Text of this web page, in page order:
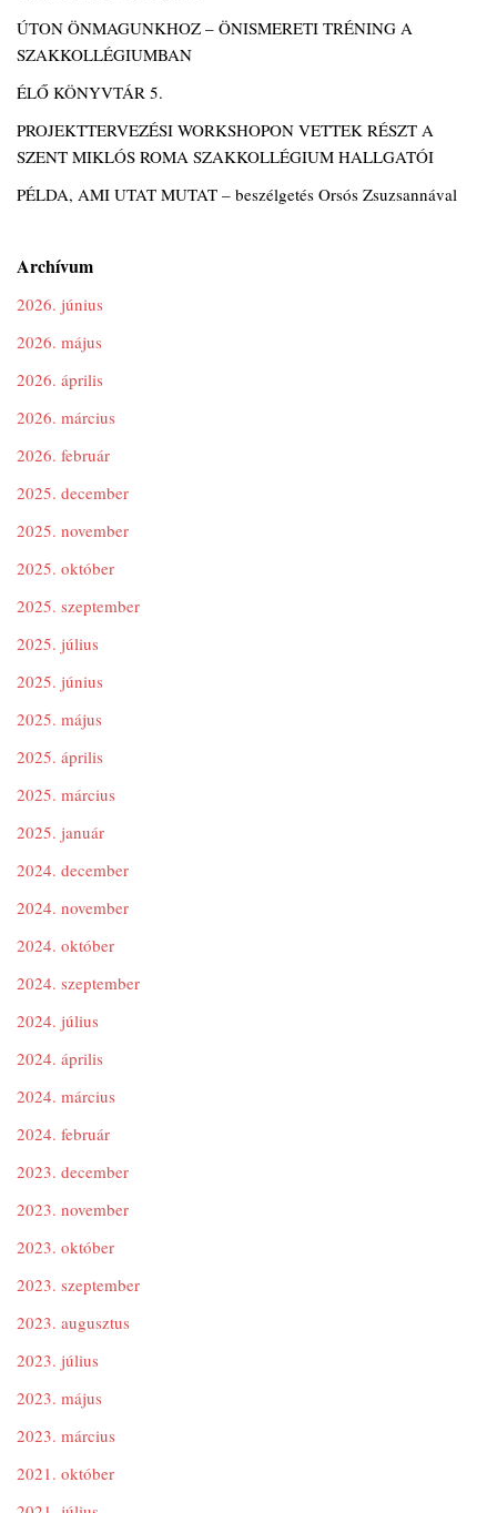
ÚTON ÖNMAGUNKHOZ – ÖNISMERETI TRÉNING A
SZAKKOLLÉGIUMBAN
ÉLŐ KÖNYVTÁR 5.
PROJEKTTERVEZÉSI WORKSHOPON VETTEK RÉSZT A
SZENT MIKLÓS ROMA SZAKKOLLÉGIUM HALLGATÓI
PÉLDA, AMI UTAT MUTAT – beszélgetés Orsós Zsuzsannával
Archívum
2026. június
2026. május
2026. április
2026. március
2026. február
2025. december
2025. november
2025. október
2025. szeptember
2025. július
2025. június
2025. május
2025. április
2025. március
2025. január
2024. december
2024. november
2024. október
2024. szeptember
2024. július
2024. április
2024. március
2024. február
2023. december
2023. november
2023. október
2023. szeptember
2023. augusztus
2023. július
2023. május
2023. március
2021. október